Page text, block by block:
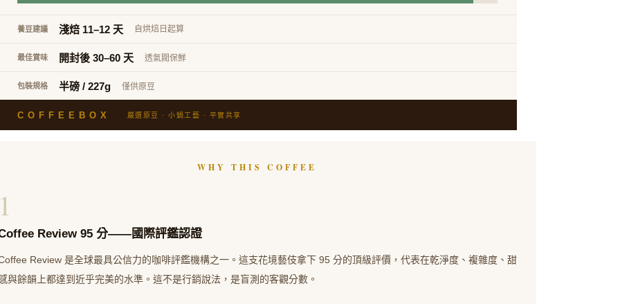
養豆建議 淺焙 11–12 天 自烘焙日起算
最佳賞味 開封後 30–60 天 透氣閥保鮮
包裝規格 半磅 / 227g 僅供原豆
COFFEEBOX 嚴選原豆 · 小鍋工藝 · 平實共享
WHY THIS COFFEE
Review 95 分——國際評鑑認證
Review 是全球最具公信力的咖啡評鑑機構之一。這支花境藝伎拿下 95 分的頂級評價，代表在乾淨度、複雜度、甜
與餘韻上都達到近乎完美的水準。這不是行銷說法，是盲測的客觀分數。